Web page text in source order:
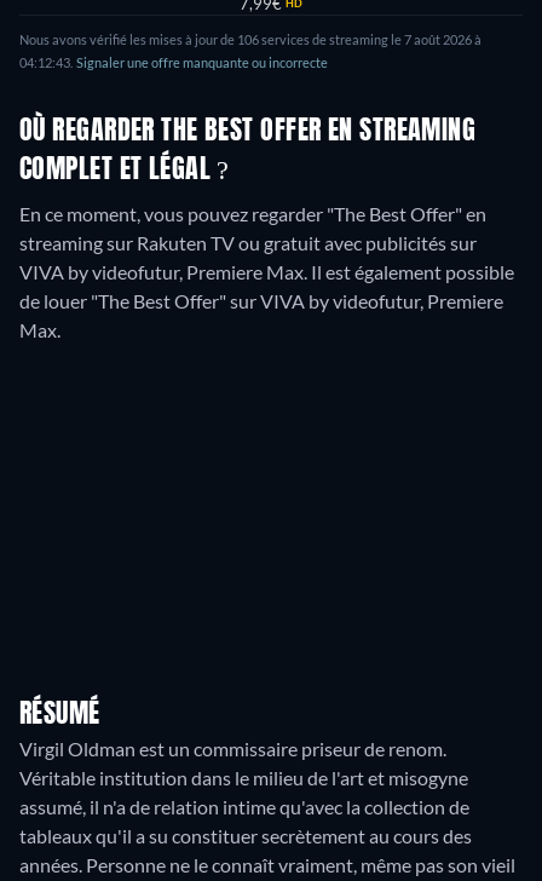
HD
Nous avons vérifié les mises à jour de 106services de streaming le7 août 2026à
04:12:43 Signaler une offre manquante ou incorrecte
OÙ REGARDER THE BEST OFFER EN STREAMING
COMPLET ET LÉGAL ?
En ce moment, vous pouvez regarder "The Best Offer" en
streaming sur Rakuten TV ou gratuit avec publicités sur
VIVA by videofutur, Premiere Max. Il est également possible
de louer "The Best Offer" sur VIVA by videofutur, Premiere
Max.
RÉSUMÉ
Virgil Oldman est un commissaire priseur de renom.
Véritable institution dans le milieu de l'art et misogyne
assumé, il n'a de relation intime qu'avec la collection de
tableaux qu'il a su constituer secrètement au cours des
années. Personne ne le connaît vraiment, même pas son vieil